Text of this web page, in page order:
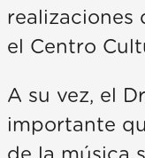
realizaciones
el Centro
A su vez, el
importante